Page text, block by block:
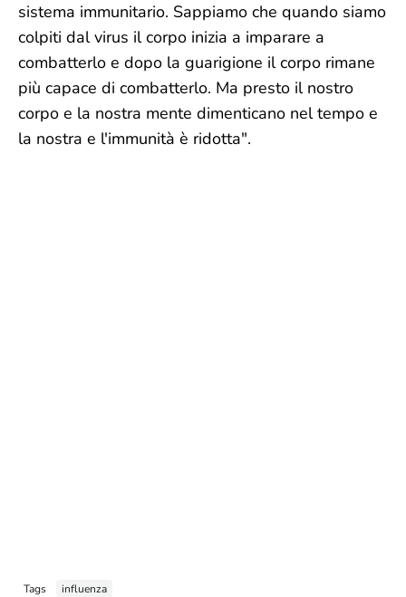
sistema immunitario. Sappiamo che quando siamo
colpiti dal virus il corpo inizia a imparare a
combatterlo e dopo la guarigione il corpo rimane
più capace di combatterlo. Ma presto il nostro
corpo e la nostra mente dimenticano nel tempo e
la nostra e l'immunità è ridotta".
Tags influenza